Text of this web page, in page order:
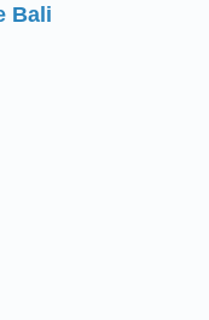
Bali